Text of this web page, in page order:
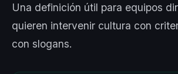
Una definición útil para equipos
quieren intervenir cultura con
con slogans.